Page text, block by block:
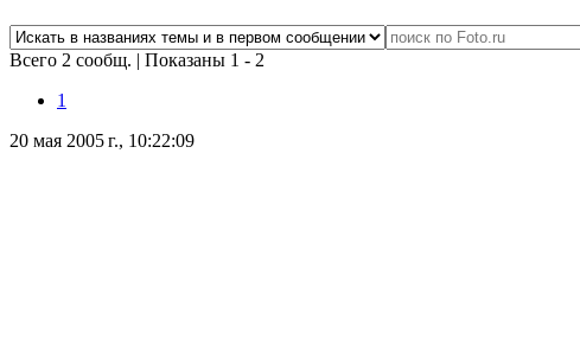
Всего 2 сообщ. | Показаны 1 - 2
1
20 мая 2005 г., 10:22:09